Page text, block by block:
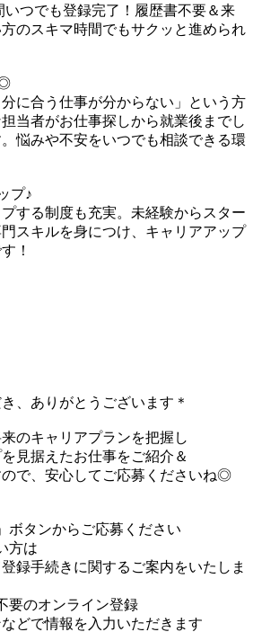
いつでも登録完了！履歴書不要＆来
のスキマ時間でもサクッと進められ
◎
分に合う仕事が分からない」という方
当者がお仕事探しから就業後までし
悩みや不安をいつでも相談できる環
プ♪
する制度も充実。未経験からスター
スキルを身につけ、キャリアアップ
！
、ありがとうございます＊
のキャリアプランを把握し
見据えたお仕事をご紹介＆
で、安心してご応募くださいね◎
ボタンからご応募ください
方は
録手続きに関するご案内をいたしま
要のオンライン登録
どで情報を入力いただきます